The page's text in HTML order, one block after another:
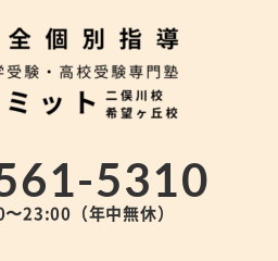
5310
23:00（年中無休）